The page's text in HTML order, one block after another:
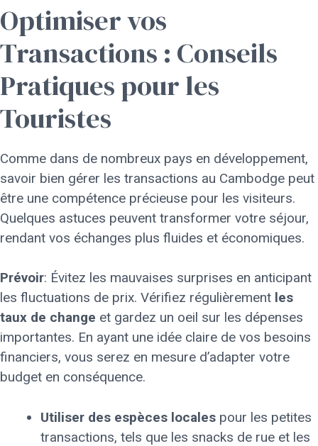
Optimiser vos
Transactions : Conseils
Pratiques pour les
Touristes
Comme dans de nombreux pays en développement,
savoir bien gérer les transactions au Cambodge peut
être une compétence précieuse pour les visiteurs.
Quelques astuces peuvent transformer votre séjour,
rendant vos échanges plus fluides et économiques.
Prévoir: Évitez les mauvaises surprises en anticipant
les fluctuations de prix. Vérifiez régulièrement les
taux de change et gardez un oeil sur les dépenses
importantes. En ayant une idée claire de vos besoins
financiers, vous serez en mesure d’adapter votre
budget en conséquence.
Utiliser des espèces locales pour les petites
transactions, tels que les snacks de rue et les